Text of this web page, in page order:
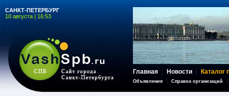
САНКТ-ПЕТЕРБУРГ
10 августа | 16:53
Главная Новости Каталог
Объявления Справка организаций